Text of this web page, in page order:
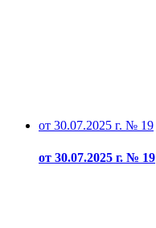
от 30.07.2025 г. № 19
от 30.07.2025 г. № 19